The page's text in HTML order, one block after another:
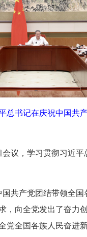
书记在庆祝中国
议，学习贯彻习近
共产党团结带领全
向全党发出了奋
全国各族人民奋